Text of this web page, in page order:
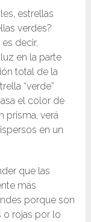
estrellas
verdes?
decir,
en la parte
total de la
“verde”
el color de
prisma, verá
en un
que las
más
porque son
o rojas por lo